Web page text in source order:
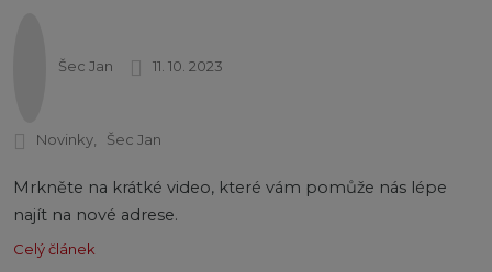
Šec Jan 11. 10. 2023
Novinky Šec Jan
Mrkněte na krátké video, které vám pomůže nás lépe
najít na nové adrese.
Celý článek